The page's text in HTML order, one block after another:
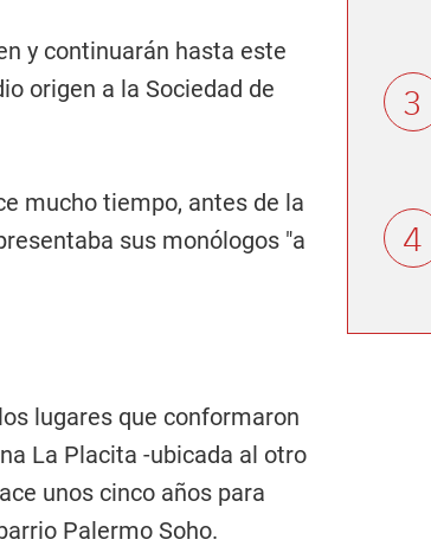
y continuarán hasta este
origen a la Sociedad de
mucho tiempo, antes de la
sus monólogos "a
lugares que conformaron
La Placita -ubicada al otro
unos cinco años para
Palermo Soho.